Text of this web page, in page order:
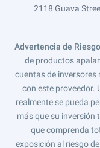
2118 Guava
Advertencia de Riesgo
de productos
cuentas de inversores
con este proveedor.
realmente se pueda
más que su inversión
que comprenda
exposición al riesgo